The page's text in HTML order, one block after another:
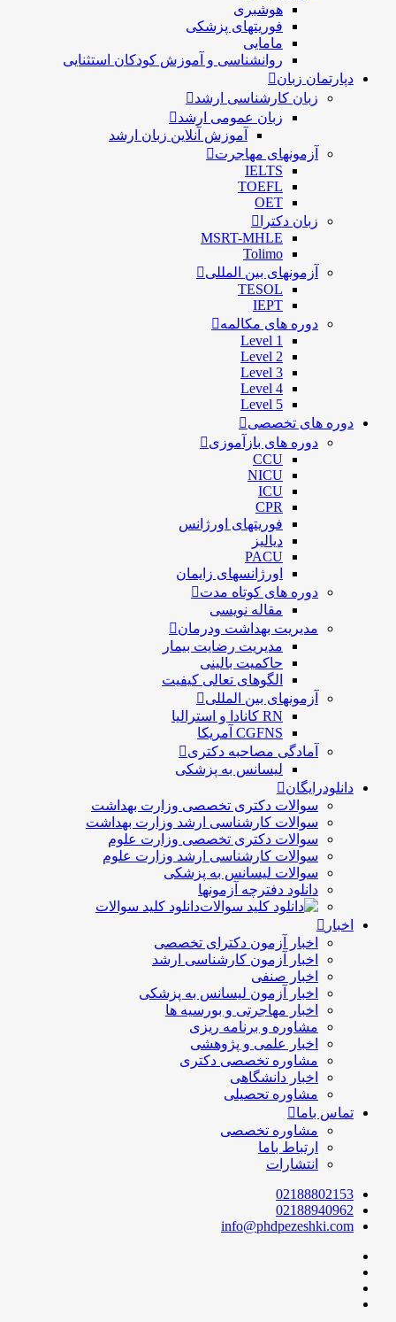
هوشبری
فوریتهای پزشکی
مامایی
روانشناسی و آموزش کودکان استثنایی
دپارتمان زبان
زبان کارشناسی ارشد
زبان عمومی ارشد
آموزش آنلاین زبان ارشد
آزمونهای مهاجرت
IELTS
TOEFL
OET
زبان دکترا
MSRT-MHLE
Tolimo
آزمونهای بین المللی
TESOL
IEPT
دوره های مکالمه
Level 1
Level 2
Level 3
Level 4
Level 5
دوره های تخصصی
دوره های بازآموزی
CCU
NICU
ICU
CPR
فوریتهای اورژانس
دیالیز
PACU
اورژانسهای زایمان
دوره های کوتاه مدت
مقاله نویسی
مدیریت بهداشت ودرمان
مديريت رضايت بيمار
حاكميت بالينی
الگوهای تعالی کيفيت
آزمونهای بین المللی
RN کانادا و استرالیا
CGFNS آمریکا
آمادگی مصاحبه دکتری
لیسانس به پزشکی
دانلودرایگان
سوالات دکتری تخصصی وزارت بهداشت
سوالات کارشناسی ارشد وزارت بهداشت
سوالات دکتری تخصصی وزارت علوم
سوالات کارشناسی ارشد وزارت علوم
سوالات لیسانس به پزشکی
دانلود دفترچه آزمونها
دانلود کلید سوالات
اخبار
اخبار آزمون دکترای تخصصی
اخبار آزمون کارشناسی ارشد
اخبار صنفی
اخبار آزمون لیسانس به پزشکی
اخبار مهاجرتی و بورسیه ها
مشاوره و برنامه ریزی
اخبار علمی و پژوهشی
مشاوره تخصصی دکتری
اخبار دانشگاهی
مشاوره تحصیلی
تماس باما
مشاوره تخصصی
ارتباط باما
انتشارات
02188802153
02188940962
info@phdpezeshki.com